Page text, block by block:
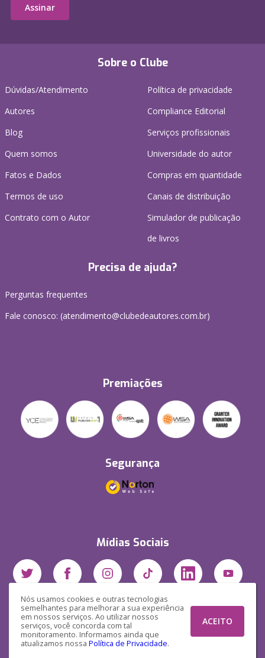
Nós usamos cookies e outras tecnologias
semelhantes para melhorar a sua experiência
em nossos serviços. Ao utilizar nossos
serviços, você concorda com tal
monitoramento. Informamos ainda que
atualizamos nossa Política de Privacidade.
ACEITO
Sobre o Clube
Dúvidas/Atendimento
Autores
Blog
Quem somos
Fatos e Dados
Termos de uso
Contrato com o Autor
Política de privacidade
Compliance Editorial
Serviços profissionais
Universidade do autor
Compras em quantidade
Canais de distribuição
Simulador de publicação
de livros
Precisa de ajuda?
Perguntas frequentes
Fale conosco: (atendimento@clubedeautores.com.br)
Premiações
Segurança
Mídias Sociais
Assinar